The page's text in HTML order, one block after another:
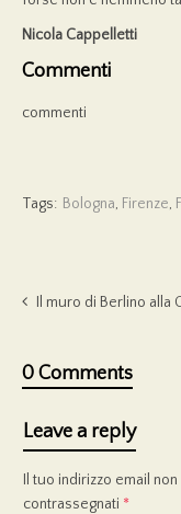
Nicola Cappelletti
Commenti
commenti
Tags: Bologna, Firenze,
Il muro di Berlino alla
0 Comments
Leave a reply
Il tuo indirizzo email
contrassegnati *